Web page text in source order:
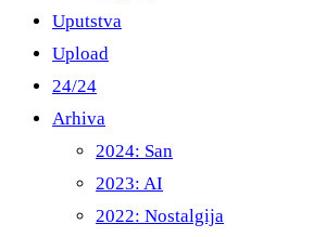
Uputstva
Upload
24/24
Arhiva
2024: San
2023: AI
2022: Nostalgija